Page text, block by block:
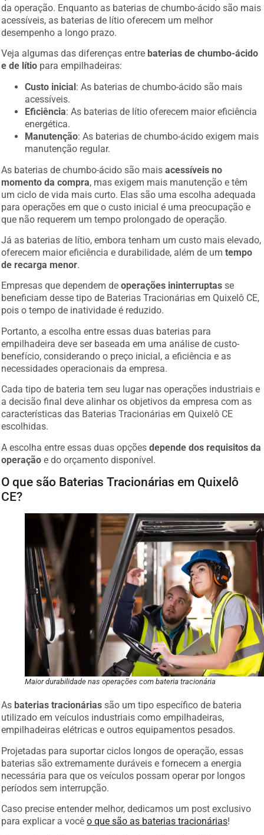
da operação. Enquanto as baterias de chumbo-ácido são mais
acessíveis, as baterias de lítio oferecem um melhor
desempenho a longo prazo.
Veja algumas das diferenças entre baterias de chumbo-ácido
e de lítio para empilhadeiras:
Custo inicial: As baterias de chumbo-ácido são mais
acessíveis.
Eficiência: As baterias de lítio oferecem maior eficiência
energética.
Manutenção: As baterias de chumbo-ácido exigem mais
manutenção regular.
As baterias de chumbo-ácido são maisacessíveis no
momento da compra, mas exigem mais manutenção e têm
um ciclo de vida mais curto. Elas são uma escolha adequada
para operações em que o custo inicial é uma preocupação e
que não requerem um tempo prolongado de operação.
Já as baterias de lítio, embora tenham um custo mais elevado,
oferecem maior eficiência e durabilidade, além de umtempo
de recarga menor.
Empresas que dependem deoperações ininterruptas se
beneficiam desse tipo de Baterias Tracionárias em Quixelô CE,
pois o tempo de inatividade é reduzido.
Portanto, a escolha entre essas duas baterias para
empilhadeira deve ser baseada em uma análise de custo-
benefício, considerando o preço inicial, a eficiência e as
necessidades operacionais da empresa.
Cada tipo de bateria tem seu lugar nas operações industriais e
a decisão final deve alinhar os objetivos da empresa com as
características das Baterias Tracionárias em Quixelô CE
escolhidas.
A escolha entre essas duas opçõesdepende dos requisitos da
operação e do orçamento disponível.
O que são Baterias Tracionárias em Quixelô
CE?
Maior durabilidade nas operações com bateria tracionária
As baterias tracionárias são um tipo específico de bateria
utilizado em veículos industriais como empilhadeiras,
empilhadeiras elétricas e outros equipamentos pesados.
Projetadas para suportar ciclos longos de operação, essas
baterias são extremamente duráveis e fornecem a energia
necessária para que os veículos possam operar por longos
períodos sem interrupção.
Caso precise entender melhor, dedicamos um post exclusivo
para explicar a vocêo que são as baterias tracionárias!